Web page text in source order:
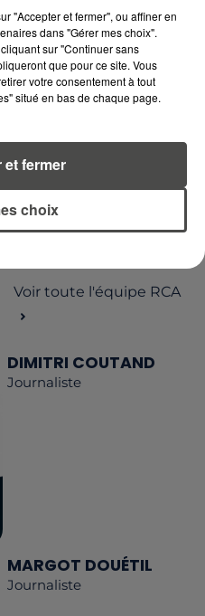
S'INQUIÈTENT
DE LA RÉGION ET
DE LA RÉDACTION
MOBILE
Voir toute l'équipe RCA
DIMITRI COUTAND
Journaliste
MARGOT DOUÉTIL
Journaliste
"Accepter et fermer", ou affiner en
dans "Gérer mes choix".
sur "Continuer sans
que pour ce site. Vous
votre consentement à tout
situé en bas de chaque page.
choix
fermer